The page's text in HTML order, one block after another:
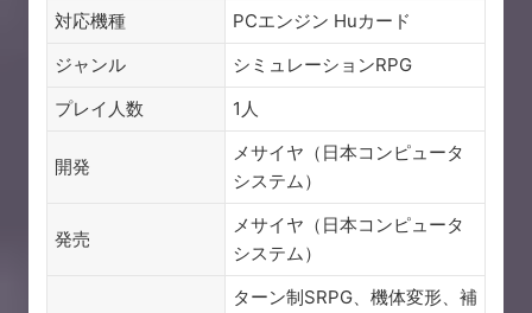
対応機種
PCエンジン Huカード
ジャンル
シミュレーションRPG
プレイ人数
1人
開発
メサイヤ（日本コンピュータ
システム）
発売
メサイヤ（日本コンピュータ
システム）
ターン制SRPG、機体変形、補